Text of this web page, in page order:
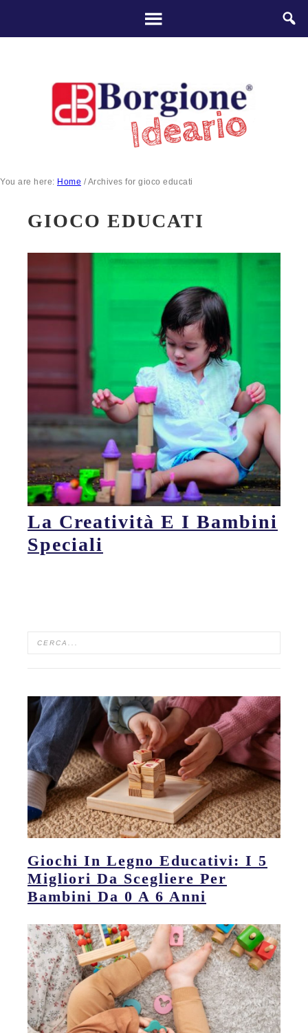
You are here: Home /Archives for gioco educati
GIOCO EDUCATI
La Creatività E I Bambini
Speciali
Giochi In Legno Educativi: I 5
Migliori Da Scegliere Per
Bambini Da 0 A 6 Anni